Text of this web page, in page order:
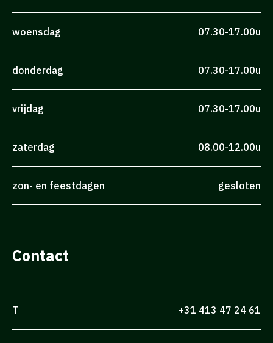
woensdag 07.30-17.00u
donderdag 07.30-17.00u
vrijdag 07.30-17.00u
zaterdag 08.00-12.00u
zon- en feestdagen gesloten
Contact
T +31 413 47 24 61